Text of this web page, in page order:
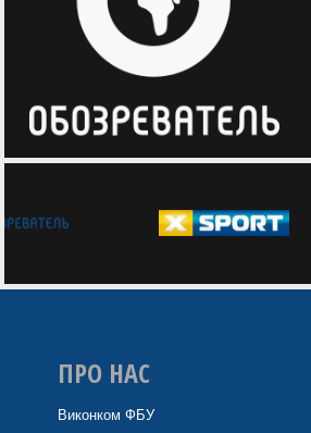
ПРО НАС
Виконком ФБУ